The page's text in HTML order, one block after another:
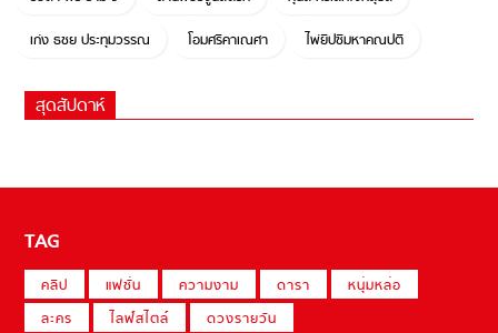
เก่ง ธชย ประทุมวรรณ
โอมศรีคาเณศา ไพ่ยิปซีมหาคณปติ
สุดสัปดาห์
TAG
คลิป แฟชั่น ความงาม ดารา
หนุ่มหล่อ
ละคร
ไลฟ์สไตล์ ดวงรายวัน